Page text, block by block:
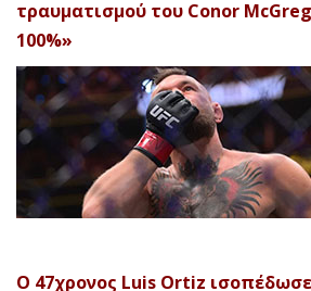
τραυματισμού του Conor
100%»
Ο 47χρονος Luis Ortiz